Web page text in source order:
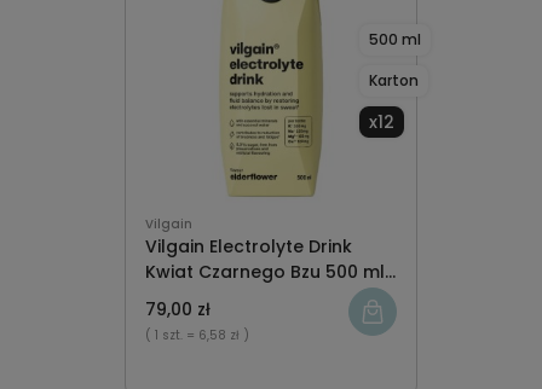
Vilgain
Vilgain Electrolyte Drink
Kwiat Czarnego Bzu 500 ml
karton x12
500 ml
Karton
x12
79,00 zł
( 1 szt. = 6,58 zł )